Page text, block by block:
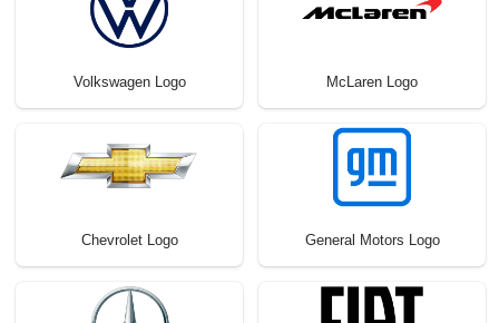
Volkswagen Logo McLaren Logo
Chevrolet Logo General Motors Logo